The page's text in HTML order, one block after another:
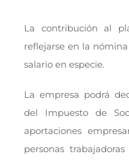
La contribución al
reflejarse en la
salario en especie.
La empresa podrá
del Impuesto de
aportaciones
personas